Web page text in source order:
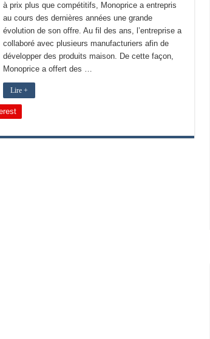
à prix plus que compétitifs, Monoprice a entrepris
au cours des dernières années une grande
évolution de son offre. Au fil des ans, l’entreprise a
collaboré avec plusieurs manufacturiers afin de
développer des produits maison. De cette façon,
Monoprice a offert des …
Lire +